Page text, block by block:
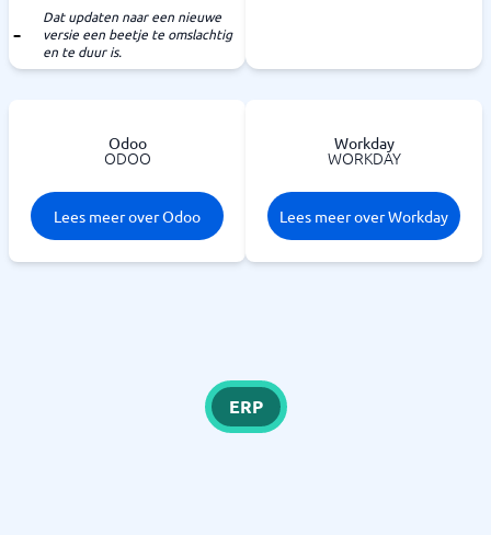
Dat updaten naar een nieuwe
versie een beetje te omslachtig
en te duur is.
Odoo
ODOO
Lees meer over Odoo
Workday
WORKDAY
Lees meer over Workday
ERP